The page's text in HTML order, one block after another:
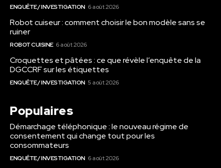
ENQUÊTE / INVESTIGATION 6 août 2026
Robot cuiseur : comment choisir le bon modèle sans se
ruiner
ROBOT CUISINE 6 août 2026
Croquettes et pâtées : ce que révèle l’enquête de la
DGCCRF sur les étiquettes
ENQUÊTE / INVESTIGATION 5 août 2026
Populaires
Démarchage téléphonique : le nouveau régime de
consentement qui change tout pour les
consommateurs
ENQUÊTE / INVESTIGATION 6 août 2026